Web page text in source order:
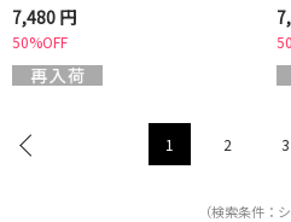
7,480 円
50%OFF
1 2 3
（検索条件：